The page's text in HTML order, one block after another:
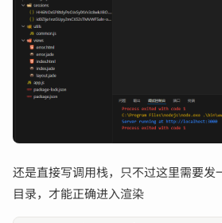
还是直接写调用栈，只不过这里需要发
目录，才能正确进入渲染